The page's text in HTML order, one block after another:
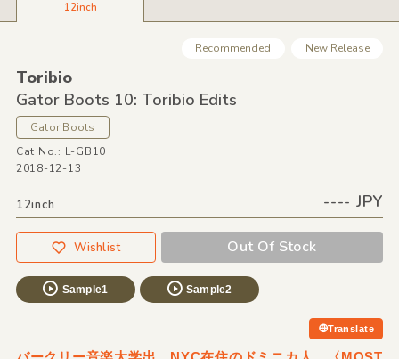
12inch
Recommended New Release
Toribio
Gator Boots 10: Toribio Edits
Gator Boots
Cat No.: L-GB10
2018-12-13
12inch ---- JPY
Wishlist Out Of Stock
Sample1 Sample2
Translate